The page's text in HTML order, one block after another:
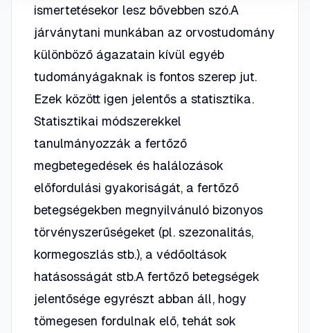
ismertetésekor lesz bővebben szó.A
járványtani munkában az orvostudomány
különböző ágazatain kívül egyéb
tudományágaknak is fontos szerep jut.
Ezek között igen jelentős a statisztika.
Statisztikai módszerekkel
tanulmányozzák a fertőző
megbetegedések és halálozások
előfordulási gyakoriságát, a fertőző
betegségekben megnyilvánuló bizonyos
törvényszerűségeket (pl. szezonalitás,
kormegoszlás stb.), a védőoltások
hatásosságát stb.A fertőző betegségek
jelentősége egyrészt abban áll, hogy
tömegesen fordulnak elő, tehát sok